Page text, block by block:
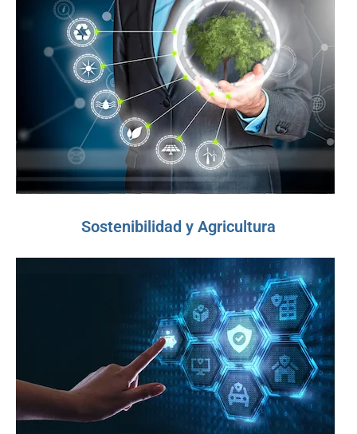
Sostenibilidad y Agricultura